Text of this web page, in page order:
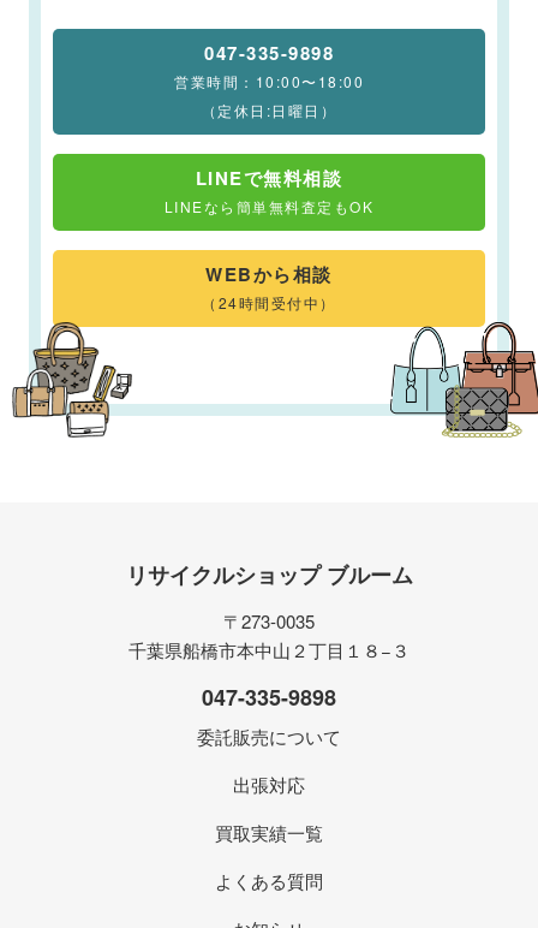
047-335-9898
営業時間：10:00〜18:00
（定休日:日曜日）
LINEで無料相談
LINEなら簡単無料査定もOK
WEBから相談
（24時間受付中）
リサイクルショップ ブルーム
〒273-0035
千葉県船橋市本中山２丁目１８−３
047-335-9898
委託販売について
出張対応
買取実績一覧
よくある質問